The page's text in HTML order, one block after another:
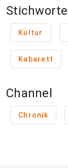
Stichworte
Kultur
Kabarett
Channel
Chronik